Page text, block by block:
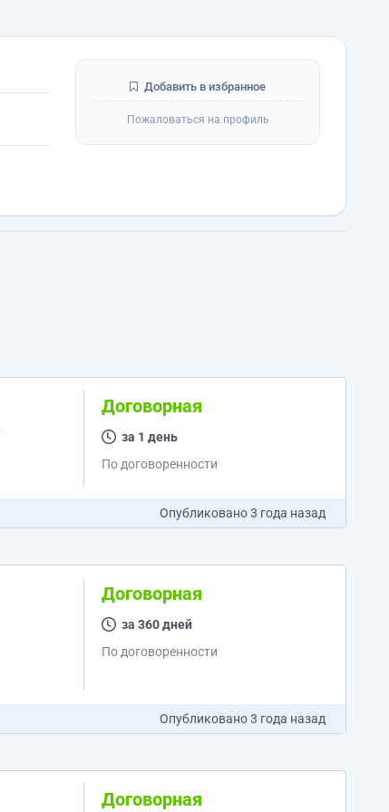
Добавить в избранное
Пожаловаться на профиль
Договорная
за 1 день
По договоренности
Опубликовано3 года назад
Договорная
за 360 дней
По договоренности
Опубликовано3 года назад
Договорная